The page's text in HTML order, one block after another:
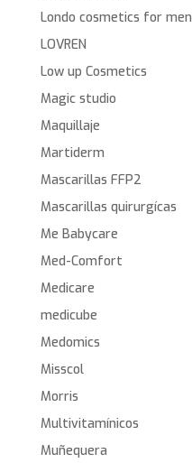
Londo cosmetics for men
LOVREN
Low up Cosmetics
Magic studio
Maquillaje
Martiderm
Mascarillas FFP2
Mascarillas quirurgícas
Me Babycare
Med-Comfort
Medicare
medicube
Medomics
Misscol
Morris
Multivitamínicos
Muñequera